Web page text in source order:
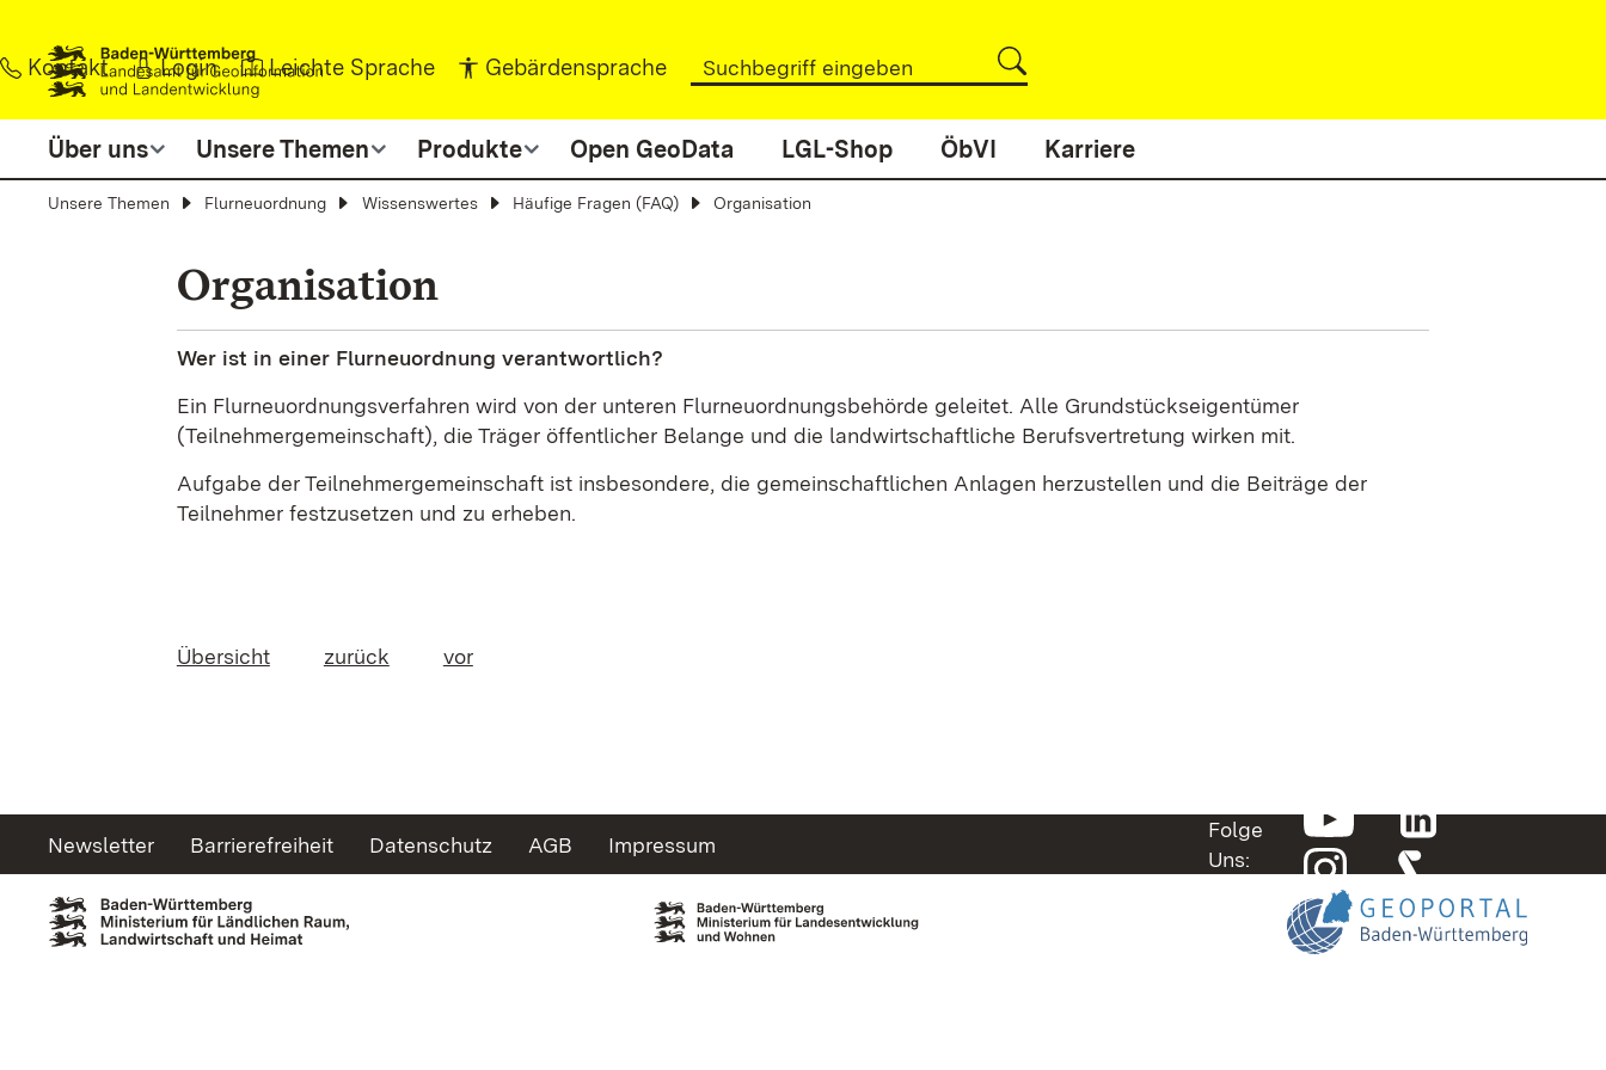
Kontakt Login Leichte Sprache Gebärdensprache
Über uns Unsere Themen Produkte Open GeoData LGL-Shop ÖbVI Karriere
Unsere Themen Flurneuordnung Wissenswertes Häufige Fragen (FAQ) Organisation
Organisation
Wer ist in einer Flurneuordnung verantwortlich?
Ein Flurneuordnungsverfahren wird von der unteren Flurneuordnungsbehörde geleitet. Alle Grundstückseigentümer
(Teilnehmergemeinschaft), die Träger öffentlicher Belange und die landwirtschaftliche Berufsvertretung wirken mit.
Aufgabe der Teilnehmergemeinschaft ist insbesondere, die gemeinschaftlichen Anlagen herzustellen und die Beiträge der
Teilnehmer festzusetzen und zu erheben.
Übersicht zurück vor
Newsletter Barrierefreiheit Datenschutz AGB Impressum
Folge
Uns: